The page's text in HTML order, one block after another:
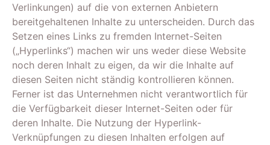
Verlinkungen) auf die von externen Anbietern
bereitgehaltenen Inhalte zu unterscheiden. Durch das
Setzen eines Links zu fremden Internet-Seiten
(„Hyperlinks“) machen wir uns weder diese Website
noch deren Inhalt zu eigen, da wir die Inhalte auf
diesen Seiten nicht ständig kontrollieren können.
Ferner ist das Unternehmen nicht verantwortlich für
die Verfügbarkeit dieser Internet-Seiten oder für
deren Inhalte. Die Nutzung der Hyperlink-
Verknüpfungen zu diesen Inhalten erfolgen auf